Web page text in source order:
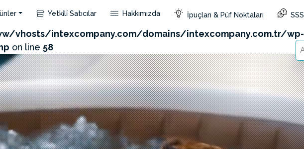
product/api.php?id=503&not_use_region=1&reg=TR&lang=tr):
vhosts/intexcompany.com/domains/intexcompany.com.tr/wp-
on line 58
Yetki̇li̇ Satıcılar Hakkımızda İpuçları & Püf Noktaları SSS